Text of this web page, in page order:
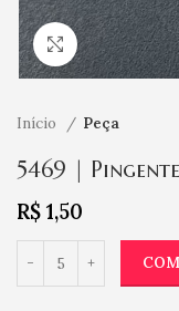
Clique para
Início Peça
5469 |
R$ 1,50